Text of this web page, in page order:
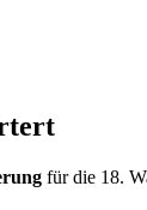
für die 18.